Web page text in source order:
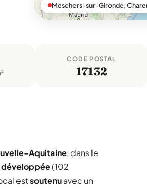
Meschers-sur-Gironde,
CODE POSTAL
17132
Aquitaine, dans le
développée(102
estsoutenuavec un